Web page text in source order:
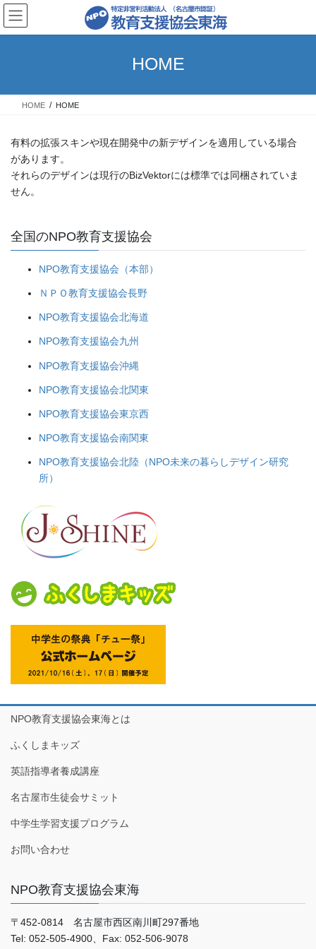
コ
ン
テ
ス
ナ
ビ
ゲ
ン
HOME
HOME HOME
有料の拡張スキンや現在開発中の新デザインを適用している場合
があります。
それらのデザインは現行のBizVektorには標準では同梱されていま
せん。
全国のNPO教育支援協会
NPO教育支援協会（本部）
ＮＰＯ教育支援協会長野
NPO教育支援協会北海道
NPO教育支援協会九州
NPO教育支援協会沖縄
NPO教育支援協会北関東
NPO教育支援協会東京西
NPO教育支援協会南関東
NPO教育支援協会北陸（NPO未来の暮らしデザイン研究
所）
NPO教育支援協会東海とは
ふくしまキッズ
英語指導者養成講座
名古屋市生徒会サミット
中学生学習支援プログラム
お問い合わせ
NPO教育支援協会東海
〒452-0814 名古屋市西区南川町297番地
Tel: 052-505-4900、Fax: 052-506-9078